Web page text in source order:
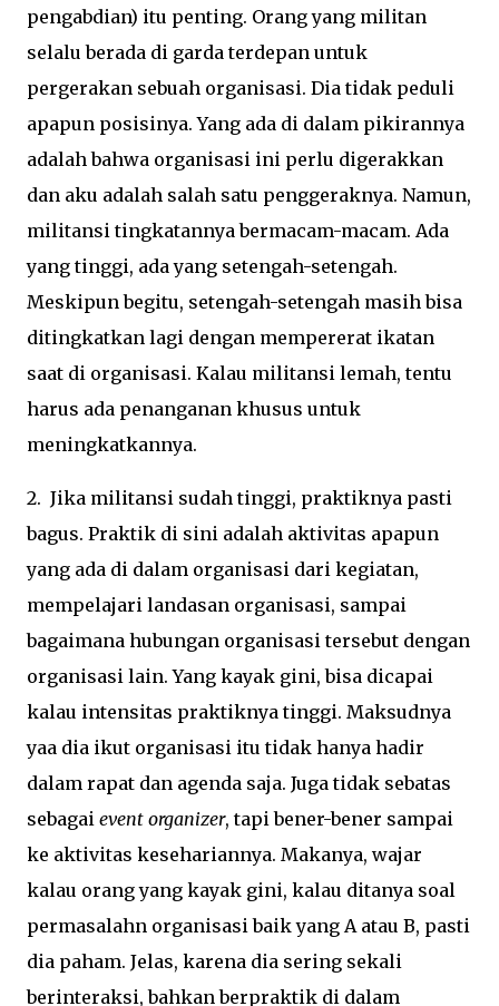
pengabdian) itu penting. Orang yang militan
selalu berada di garda terdepan untuk
pergerakan sebuah organisasi. Dia tidak peduli
apapun posisinya. Yang ada di dalam pikirannya
adalah bahwa organisasi ini perlu digerakkan
dan aku adalah salah satu penggeraknya. Namun,
militansi tingkatannya bermacam-macam. Ada
yang tinggi, ada yang setengah-setengah.
Meskipun begitu, setengah-setengah masih bisa
ditingkatkan lagi dengan mempererat ikatan
saat di organisasi. Kalau militansi lemah, tentu
harus ada penanganan khusus untuk
meningkatkannya.
2. Jika militansi sudah tinggi, praktiknya pasti
bagus. Praktik di sini adalah aktivitas apapun
yang ada di dalam organisasi dari kegiatan,
mempelajari landasan organisasi, sampai
bagaimana hubungan organisasi tersebut dengan
organisasi lain. Yang kayak gini, bisa dicapai
kalau intensitas praktiknya tinggi. Maksudnya
yaa dia ikut organisasi itu tidak hanya hadir
dalam rapat dan agenda saja. Juga tidak sebatas
sebagai event organizer, tapi bener-bener sampai
ke aktivitas kesehariannya. Makanya, wajar
kalau orang yang kayak gini, kalau ditanya soal
permasalahn organisasi baik yang A atau B, pasti
dia paham. Jelas, karena dia sering sekali
berinteraksi, bahkan berpraktik di dalam